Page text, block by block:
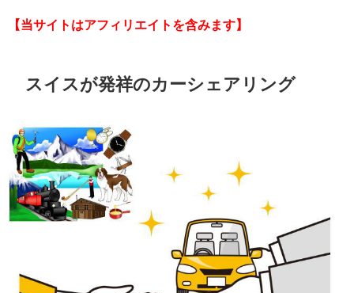
【当サイトはアフィリエイトを含みます】
スイスが発祥のカーシェアリング